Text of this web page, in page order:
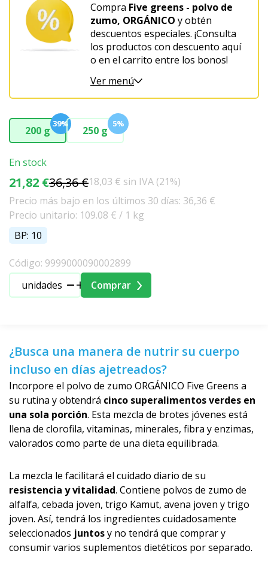
Compra Five greens - polvo de
zumo, ORGÁNICO y obtén
descuentos especiales. ¡Consulta
los productos con descuento aquí
o en el carrito entre los bonos!
Ver menú
200 g
39%
250 g
5%
En stock
21,82 €36,36 €18,03 € sin IVA (21%)
Precio más bajo en los últimos 30 días: 36,36 €
Precio unitario: 109.08 € / 1 kg
BP: 10
Código: 9999000090002899
unidades
Comprar
¿Busca una manera de nutrir su cuerpo
incluso en días ajetreados?
Incorpore el polvo de zumo ORGÁNICO Five Greens a
su rutina y obtendrá cinco superalimentos verdes en
una sola porción. Esta mezcla de brotes jóvenes está
llena de clorofila, vitaminas, minerales, fibra y enzimas,
valorados como parte de una dieta equilibrada.
La mezcla le facilitará el cuidado diario de su
resistencia y vitalidad. Contiene polvos de zumo de
alfalfa, cebada joven, trigo Kamut, avena joven y trigo
joven. Así, tendrá los ingredientes cuidadosamente
seleccionados juntosy no tendrá que comprar y
consumir varios suplementos dietéticos por separado.